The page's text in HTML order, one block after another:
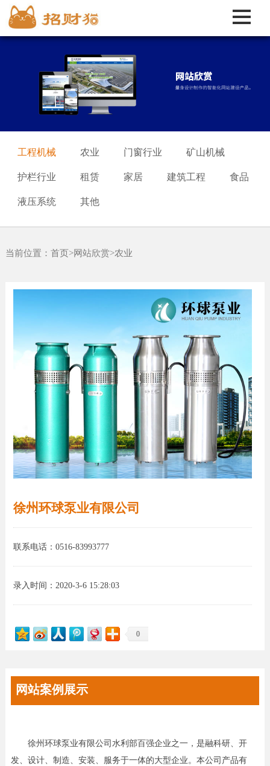
工程机械 农业 门窗行业 矿山机械
护栏行业 租赁 家居 建筑工程 食品
液压系统 其他
当前位置： 首页>网站欣赏>农业
徐州环球泵业有限公司
联系电话：0516-83993777
录入时间：2020-3-6 15:28:03
0
网站案例展示
徐州环球泵业有限公司水利部百强企业之一，是融科研、开
发、设计、制造、安装、服务于一体的大型企业。本公司产品有